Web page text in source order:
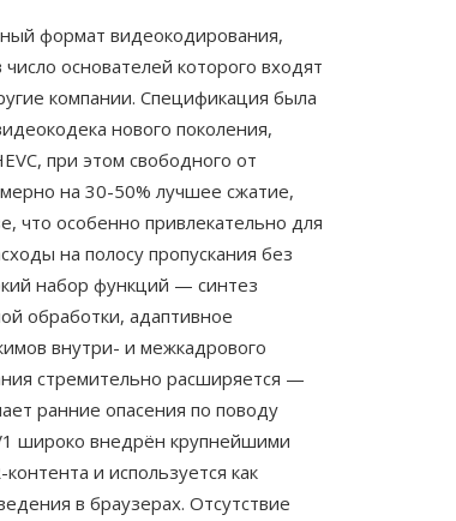
формат видеокодирования,
число основателей которого входят
компании. Спецификация была
нового поколения,
при этом свободного от
на 30-50% лучшее сжатие,
что особенно привлекательно для
на полосу пропускания без
набор функций — синтез
обработки, адаптивное
внутри- и межкадрового
стремительно расширяется —
ранние опасения по поводу
широко внедрён крупнейшими
и используется как
в браузерах. Отсутствие